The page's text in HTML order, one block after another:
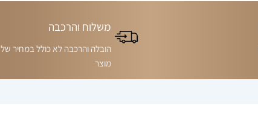
משלוח והרכבה
הובלה והרכבה לא כולל במחיר של
מוצר